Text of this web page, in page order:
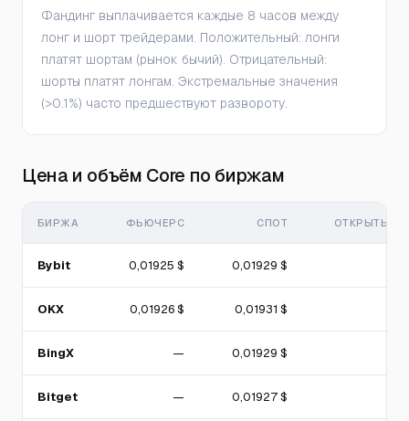
Фандинг выплачивается каждые 8 часов между
лонг и шорт трейдерами. Положительный: лонги
платят шортам (рынок бычий). Отрицательный:
шорты платят лонгам. Экстремальные значения
(>0.1%) часто предшествуют развороту.
Цена и объём Core по биржам
БИРЖА ФЬЮЧЕРС СПОТ ОТКРЫТЫЙ
Bybit 0,01925 $ 0,01929 $
OKX 0,01926 $ 0,01931 $
BingX — 0,01929 $
Bitget — 0,01927 $